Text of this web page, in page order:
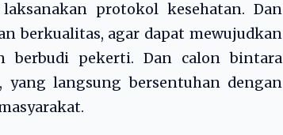
protokol kesehatan. Dan
berkualitas, agar dapat mewujudkan
berbudi pekerti. Dan calon bintara
langsung bersentuhan dengan